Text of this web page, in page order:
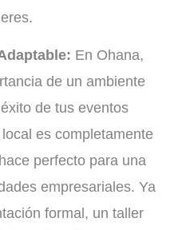
En Ohana,
de un ambiente
de tus eventos
es completamente
perfecto para una
empresariales. Ya
formal, un taller